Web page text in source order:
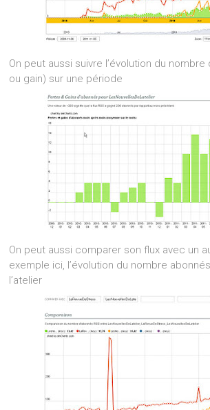
On peut aussi suivre l’évolution du nombre
ou gain) sur une période
On peut aussi comparer son flux avec un
exemple ici, l’évolution du nombre
l’atelier